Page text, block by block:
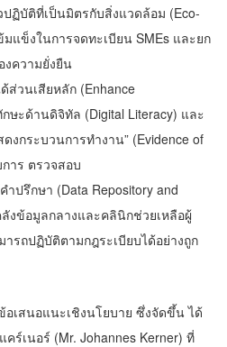
ปฏิบัติที่เป็นมิตรกับสิ่งแวดล้อม (Eco-
มแข็งในการจดทะเบียน SMEs และยก
งความยั่งยืน
วนเสียหลัก (Enhance
ษะด้านดิจิทัล (Digital Literacy) และ
งกระบวนการทำงาน” (Evidence of
การ ตรวจสอบ
ปรึกษา (Data Repository and
งข้อมูลกลางและคลินิกช่วยเหลือผู้
รถปฏิบัติตามกฎระเบียบได้อย่างถูก
เสนอแนะเชิงนโยบาย ซึ่งจัดขึ้น ได้
ร์เนอร์ (Mr. Johannes Kerner) ที่